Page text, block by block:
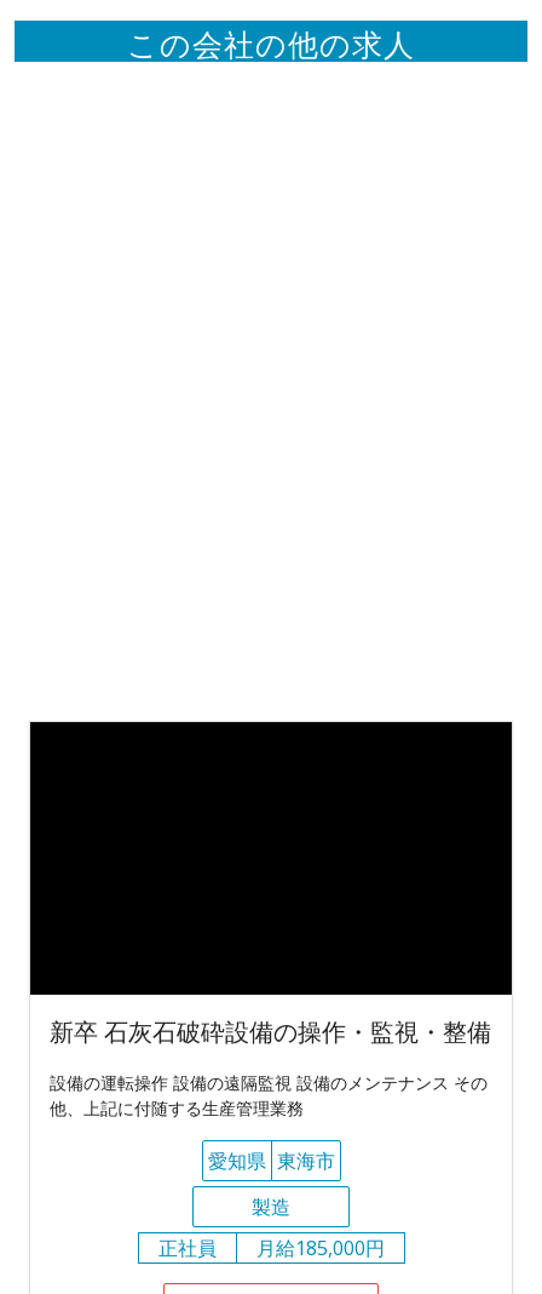
この会社の他の求人
新卒 石灰石破砕設備の操作・監視・整備
設備の運転操作 設備の遠隔監視 設備のメンテナンス その
他、上記に付随する生産管理業務
愛知県 東海市
製造
正社員
月給185,000円